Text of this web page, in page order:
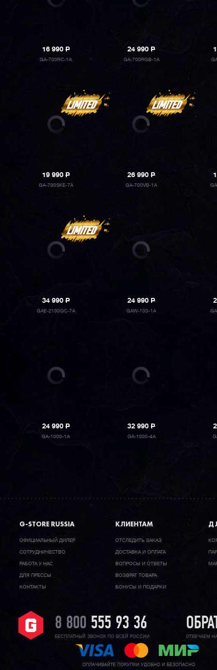
16 990P
GA-700RC-1A
24 990P
GA-700RGB-1A
19 990P
GA-700SKE-7A
26 990P
GA-700VB-1A
34 990P
GAE-2100GC-7A
24 990P
GAW-100-1A
24 990P
GA-1000-1A
32 990P
GA-1000-4A
G-STORE RUSSIA
ОФИЦИАЛЬНЫЙ ДИЛЕР
CОТРУДНИЧЕСТВО
РАБОТА У НАС
ДЛЯ ПРЕССЫ
КОНТАКТЫ
КЛИЕНТАМ
ОТСЛЕДИТЬ ЗАКАЗ
ДОСТАВКА И ОПЛАТА
ВОПРОСЫ И ОТВЕТЫ
ВОЗВРАТ ТОВАРА
БОНУСЫ И ПОДАРКИ
8 800 555 93 36
БЕСПЛАТНЫЙ ЗВОНОК ПО ВСЕЙ РОССИИ ОТВЕЧАЕМ
ОПЛАЧИВАЙТЕ ПОКУПКИ УДОБНО И БЕЗОПАСНО